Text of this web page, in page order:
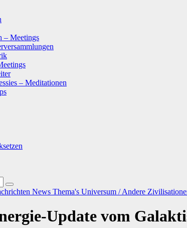
– Meetings
– Meditationen
News Thema's Universum / Andere
Update vom